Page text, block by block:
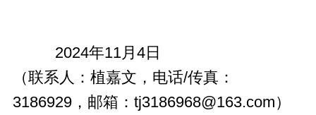
2024年11月4日
（联系人：植嘉文，电话/传真：
3186929，邮箱：tj3186968@163.com）